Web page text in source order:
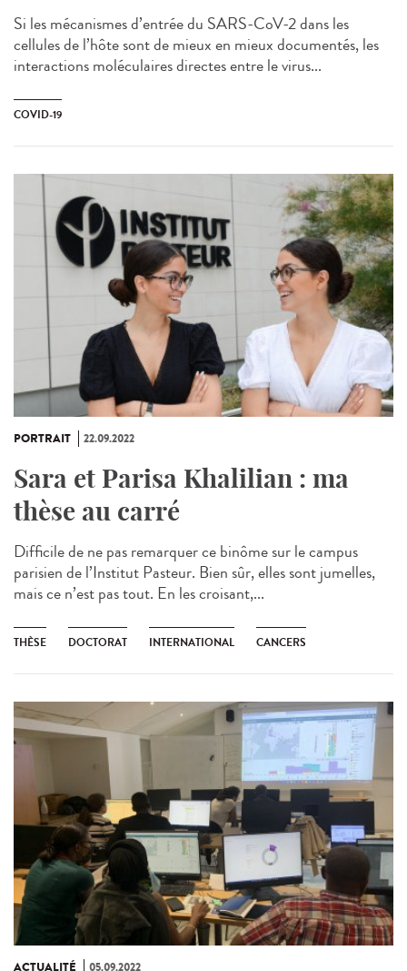
Si les mécanismes d’entrée du SARS-CoV-2 dans les
cellules de l’hôte sont de mieux en mieux documentés, les
interactions moléculaires directes entre le virus...
COVID-19
PORTRAIT 22.09.2022
Sara et Parisa Khalilian : ma
thèse au carré
Difficile de ne pas remarquer ce binôme sur le campus
parisien de l’Institut Pasteur. Bien sûr, elles sont jumelles,
mais ce n’est pas tout. En les croisant,...
THÈSE DOCTORAT INTERNATIONAL CANCERS
ACTUALITÉ 05.09.2022